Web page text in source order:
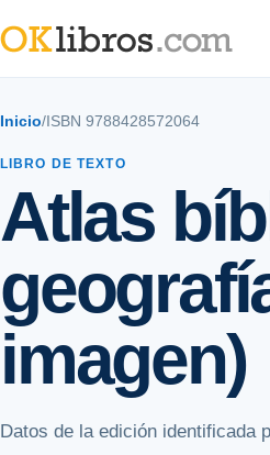
Inicio/ ISBN 9788428572064
LIBRO DE TEXTO
Atlas
imagen)
Datos de la edición identificada